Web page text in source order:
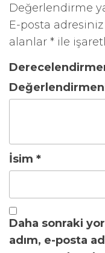
Değerlendirme
E-posta
alanlar * ile
İsim *
Daha sonraki
adım, e-posta